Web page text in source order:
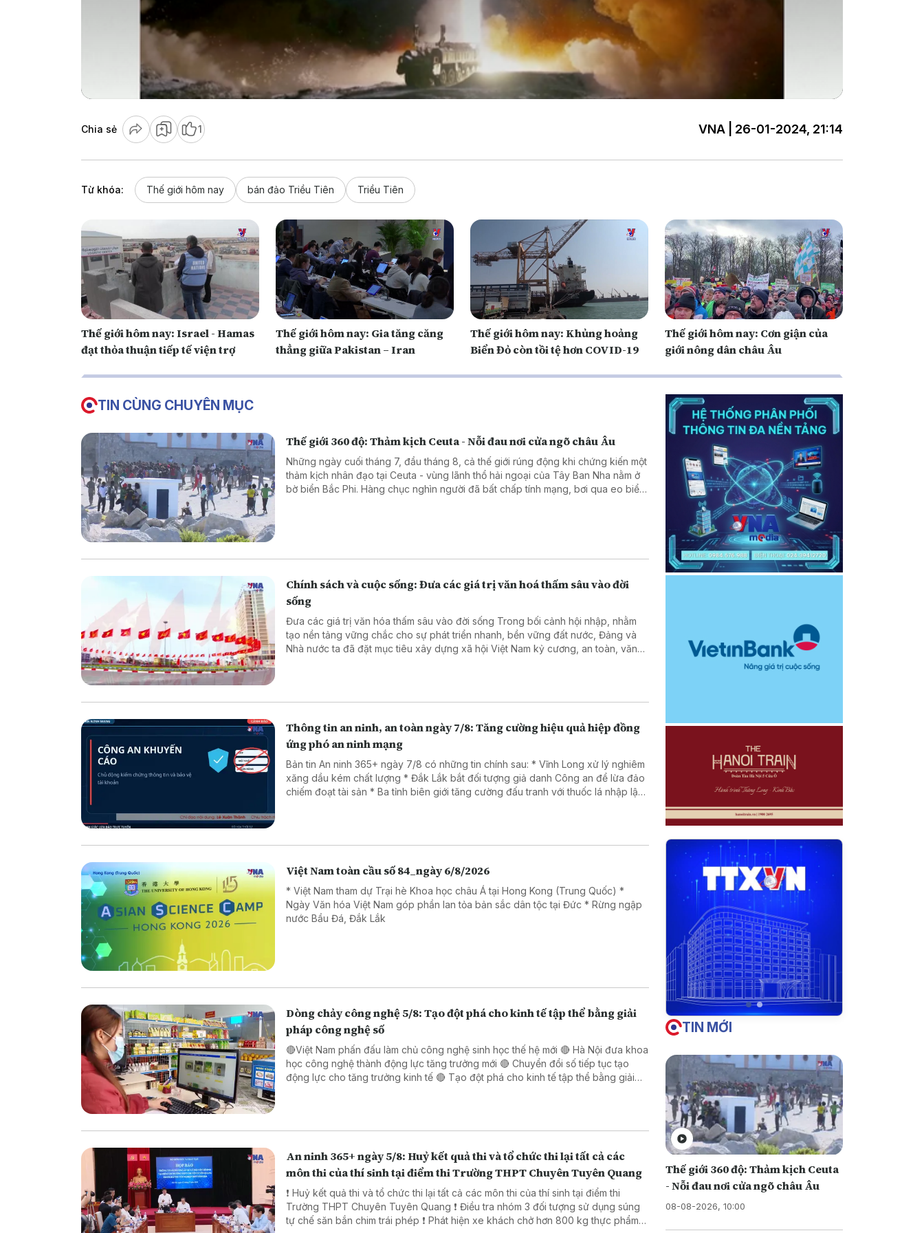
Chia sẻ 1 VNA | 26-01-2024, 21:14
Từ khóa: Thế giới hôm nay bán đảo Triều Tiên Triều Tiên
Thế giới hôm nay: Israel - Hamas
đạt thỏa thuận tiếp tế viện trợ
Thế giới hôm nay: Gia tăng căng
thẳng giữa Pakistan – Iran
Thế giới hôm nay: Khủng hoảng
Biển Đỏ còn tồi tệ hơn COVID-19
Thế giới hôm nay: Cơn giận của
giới nông dân châu Âu
TIN CÙNG CHUYÊN MỤC
Thế giới 360 độ: Thảm kịch Ceuta - Nỗi đau nơi cửa ngõ châu Âu
Những ngày cuối tháng 7, đầu tháng 8, cả thế giới rúng động khi chứng kiến một
thảm kịch nhân đạo tại Ceuta - vùng lãnh thổ hải ngoại của Tây Ban Nha nằm ở
bờ biển Bắc Phi. Hàng chục nghìn người đã bất chấp tính mạng, bơi qua eo biển
Chính sách và cuộc sống: Đưa các giá trị văn hoá thấm sâu vào đời
sống
Đưa các giá trị văn hóa thấm sâu vào đời sống Trong bối cảnh hội nhập, nhằm
tạo nền tảng vững chắc cho sự phát triển nhanh, bền vững đất nước, Đảng và
Nhà nước ta đã đặt mục tiêu xây dựng xã hội Việt Nam kỷ cương, an toàn, văn
dân là mục tiêu cao nhất.
Thông tin an ninh, an toàn ngày 7/8: Tăng cường hiệu quả hiệp đồng
ứng phó an ninh mạng
Bản tin An ninh 365+ ngày 7/8 có những tin chính sau: * Vĩnh Long xử lý nghiêm
xăng dầu kém chất lượng * Đắk Lắk bắt đối tượng giả danh Công an để lừa đảo
chiếm đoạt tài sản * Ba tỉnh biên giới tăng cường đấu tranh với thuốc lá nhập lậu
Việt Nam toàn cầu số 84_ngày 6/8/2026
* Việt Nam tham dự Trại hè Khoa học châu Á tại Hong Kong (Trung Quốc) *
Ngày Văn hóa Việt Nam góp phần lan tỏa bản sắc dân tộc tại Đức * Rừng ngập
nước Bầu Đá, Đắk Lắk
Dòng chảy công nghệ 5/8: Tạo đột phá cho kinh tế tập thể bằng giải
pháp công nghệ số
🔴Việt Nam phấn đấu làm chủ công nghệ sinh học thế hệ mới 🔴 Hà Nội đưa khoa
học công nghệ thành động lực tăng trưởng mới 🔴 Chuyển đổi số tiếp tục tạo
động lực cho tăng trưởng kinh tế 🔴 Tạo đột phá cho kinh tế tập thể bằng giải
An ninh 365+ ngày 5/8: Huỷ kết quả thi và tổ chức thi lại tất cả các
môn thi của thí sinh tại điểm thi Trường THPT Chuyên Tuyên Quang
❗ Huỷ kết quả thi và tổ chức thi lại tất cả các môn thi của thí sinh tại điểm thi
Trường THPT Chuyên Tuyên Quang ❗ Điều tra nhóm 3 đối tượng sử dụng súng
tự chế săn bắn chim trái phép ❗ Phát hiện xe khách chở hơn 800 kg thực phẩm
TIN MỚI
Thế giới 360 độ: Thảm kịch Ceuta
- Nỗi đau nơi cửa ngõ châu Âu
08-08-2026, 10:00